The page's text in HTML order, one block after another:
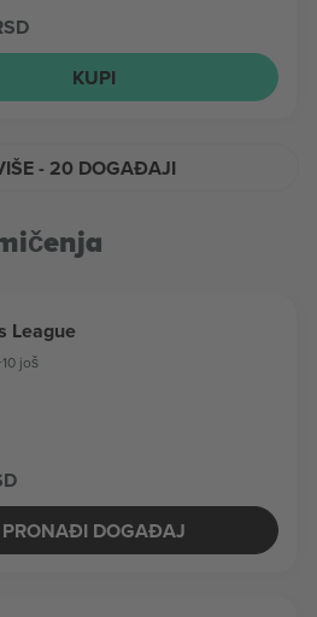
KUPI
- 20 DOGAĐAJI
League
još
PRONAĐI DOGAĐAJ